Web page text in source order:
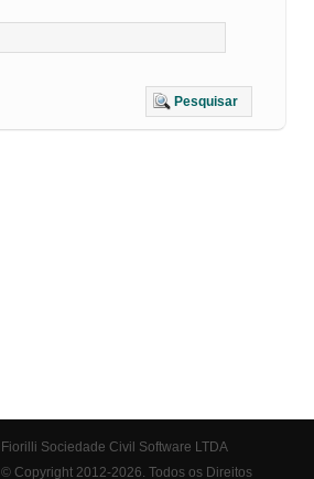
Pesquisar
Fiorilli Sociedade Civil Software LTDA
© Copyright 2012-2026. Todos os Direitos